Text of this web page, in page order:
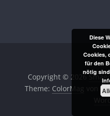
Copyright © 2026
Theme: ColorMag
von
Diese
Cookies,
für den
nötig